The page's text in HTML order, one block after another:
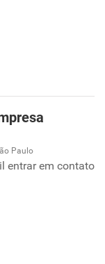
Paulo
entrar em contato